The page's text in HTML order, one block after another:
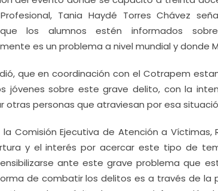
Tania Haydé Torres Chávez
que los alumnos estén informados
es un problema a nivel mundial y donde
que en coordinación con el Cotrapem
jóvenes sobre este grave delito, con la
otras personas que atraviesan por esa
Comisión Ejecutiva de Atención a Víctimas,
y el interés por acercar este tipo de
ante este grave problema que
de combatir los delitos es a través de